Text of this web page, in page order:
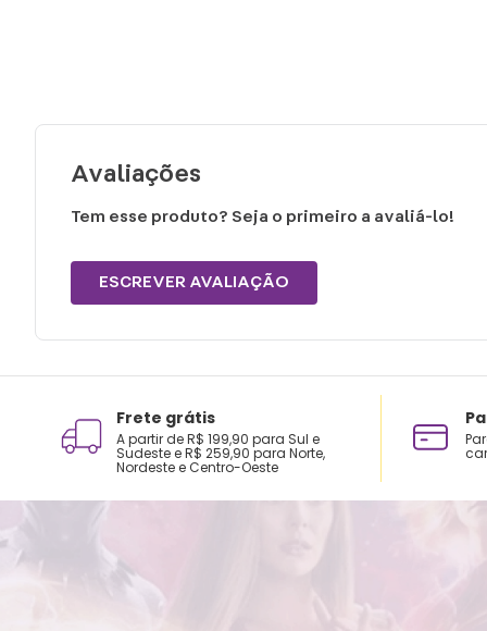
Avaliações
Tem esse produto? Seja o primeiro a avaliá-lo!
ESCREVER AVALIAÇÃO
Frete grátis
A partir de R$ 199,90 para Sul e
Sudeste e R$ 259,90 para Norte,
Nordeste e Centro-Oeste